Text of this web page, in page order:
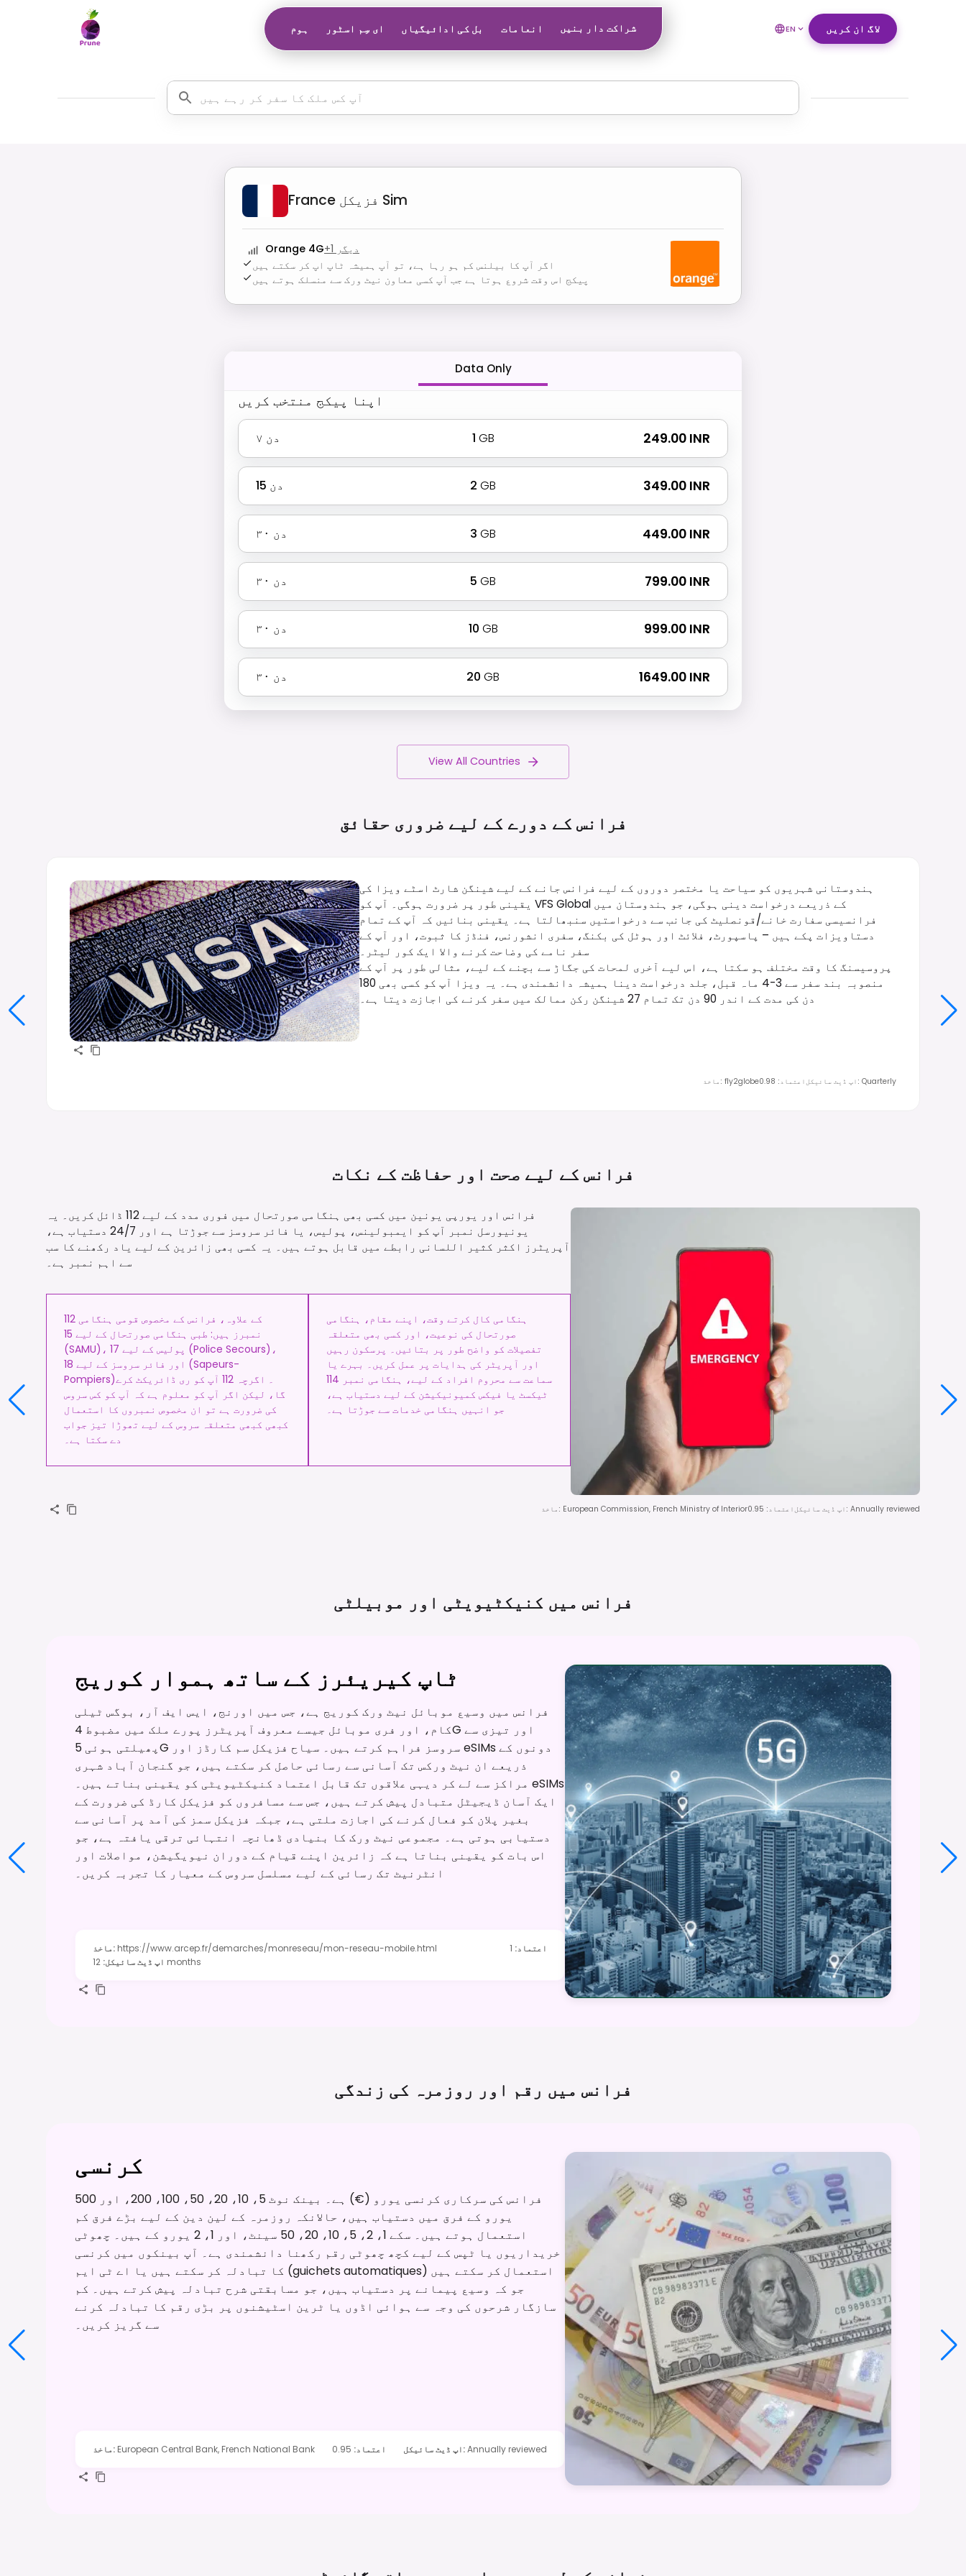
ہوم ای سِم اسٹور بل کی ادائیگیاں انعامات شراکت دار بنیں EN لاگ ان کریں
France فزیکل Sim
Orange 4G+1 دیگر
اگر آپ کا بیلنس کم ہو رہا ہے، تو آپ ہمیشہ ٹاپ اپ کر سکتے ہیں
پیکج اس وقت شروع ہوتا ہے جب آپ کسی معاون نیٹ ورک سے منسلک ہوتے ہیں
Data Only
اپنا پیکج منتخب کریں
۷ دن 1 GB ₹ 249.00 INR
15 دن 2 GB ₹ 349.00 INR
۳۰ دن 3 GB ₹ 449.00 INR
۳۰ دن 5 GB ₹ 799.00 INR
۳۰ دن 10 GB ₹ 999.00 INR
۳۰ دن 20 GB ₹ 1649.00 INR
View All Countries
فرانس کے دورے کے لیے ضروری حقائق
ہندوستانی شہریوں کو سیاحت یا مختصر دوروں کے لیے فرانس جانے کے لیے شینگن شارٹ اسٹے ویزا کی
یقینی طور پر ضرورت ہوگی۔ آپ کو VFS Global کے ذریعے درخواست دینی ہوگی، جو ہندوستان میں
فرانسیسی سفارت خانے/قونصلیٹ کی جانب سے درخواستیں سنبھالتا ہے۔ یقینی بنائیں کہ آپ کے تمام
دستاویزات پکے ہیں – پاسپورٹ، فلائٹ اور ہوٹل کی بکنگ، سفری انشورنس، فنڈز کا ثبوت، اور آپ کے
سفر نامے کی وضاحت کرنے والا ایک کور لیٹر۔
پروسیسنگ کا وقت مختلف ہو سکتا ہے، اس لیے آخری لمحات کی جگاڑ سے بچنے کے لیے، مثالی طور پر آپ کے
منصوبہ بند سفر سے 3-4 ماہ قبل، جلد درخواست دینا ہمیشہ دانشمندی ہے۔ یہ ویزا آپ کو کسی بھی 180
دن کی مدت کے اندر 90 دن تک تمام 27 شینگن رکن ممالک میں سفر کرنے کی اجازت دیتا ہے۔
ماخذ : fly2globe اعتماد:
0.98 اپ ڈیٹ سائیکل : Quarterly
فرانس کے لیے صحت اور حفاظت کے نکات
فرانس اور یورپی یونین میں کسی بھی ہنگامی صورتحال میں فوری مدد کے لیے 112 ڈائل کریں۔ یہ
یونیورسل نمبر آپ کو ایمبولینس، پولیس، یا فائر سروسز سے جوڑتا ہے اور 24/7 دستیاب ہے،
آپریٹرز اکثر کثیر اللسانی رابطے میں قابل ہوتے ہیں۔ یہ کسی بھی زائرین کے لیے یاد رکھنے کا سب
سے اہم نمبر ہے۔
112 کے علاوہ، فرانس کے مخصوص قومی ہنگامی
نمبرز ہیں: طبی ہنگامی صورتحال کے لیے 15
(SAMU)، پولیس کے لیے 17 (Police Secours)،
اور فائر سروسز کے لیے 18 (Sapeurs-
Pompiers)۔ اگرچہ 112 آپ کو ری ڈائریکٹ کرے
گا، لیکن اگر آپ کو معلوم ہے کہ آپ کو کس سروس
کی ضرورت ہے تو ان مخصوص نمبروں کا استعمال
کبھی کبھی متعلقہ سروس کے لیے تھوڑا تیز جواب
دے سکتا ہے۔
ہنگامی کال کرتے وقت، اپنے مقام، ہنگامی
صورتحال کی نوعیت، اور کسی بھی متعلقہ
تفصیلات کو واضح طور پر بتائیں۔ پرسکون رہیں
اور آپریٹر کی ہدایات پر عمل کریں۔ بہرے یا
سماعت سے محروم افراد کے لیے، ہنگامی نمبر 114
ٹیکسٹ یا فیکس کمیونیکیشن کے لیے دستیاب ہے،
جو انہیں ہنگامی خدمات سے جوڑتا ہے۔
ماخذ : European Commission, French Ministry of Interior اعتماد:
0.95 اپ ڈیٹ سائیکل : Annually reviewed
فرانس میں کنیکٹیویٹی اور موبیلٹی
ٹاپ کیریئرز کے ساتھ ہموار کوریج
فرانس میں وسیع موبائل نیٹ ورک کوریج ہے، جس میں اورنج، ایس ایف آر، بوگس ٹیلی
کام، اور فری موبائل جیسے معروف آپریٹرز پورے ملک میں مضبوط 4G اور تیزی سے
پھیلتی ہوئی 5G سروسز فراہم کرتے ہیں۔ سیاح فزیکل سم کارڈز اور eSIMs دونوں کے
ذریعے ان نیٹ ورکس تک آسانی سے رسائی حاصل کر سکتے ہیں، جو گنجان آباد شہری
مراکز سے لے کر دیہی علاقوں تک قابل اعتماد کنیکٹیویٹی کو یقینی بناتے ہیں۔ eSIMs
ایک آسان ڈیجیٹل متبادل پیش کرتے ہیں، جس سے مسافروں کو فزیکل کارڈ کی ضرورت کے
بغیر پلان کو فعال کرنے کی اجازت ملتی ہے، جبکہ فزیکل سمز کی آمد پر آسانی سے
دستیابی ہوتی ہے۔ مجموعی نیٹ ورک کا بنیادی ڈھانچہ انتہائی ترقی یافتہ ہے، جو
اس بات کو یقینی بناتا ہے کہ زائرین اپنے قیام کے دوران نیویگیشن، مواصلات اور
انٹرنیٹ تک رسائی کے لیے مسلسل سروس کے معیار کا تجربہ کریں۔
ماخذ: https://www.arcep.fr/demarches/monreseau/mon-reseau-mobile.html اعتماد:
1
اپ ڈیٹ سائیکل: 12 months
فرانس میں رقم اور روزمرہ کی زندگی
کرنسی
فرانس کی سرکاری کرنسی یورو (€) ہے۔ بینک نوٹ 5، 10، 20، 50، 100، 200، اور 500
یورو کے فرق میں دستیاب ہیں، حالانکہ روزمرہ کے لین دین کے لیے بڑے فرق کم
استعمال ہوتے ہیں۔ سکے 1، 2، 5، 10، 20، 50 سینٹ، اور 1، 2 یورو کے ہیں۔ چھوٹی
خریداریوں یا ٹپس کے لیے کچھ چھوٹی رقم رکھنا دانشمندی ہے۔ آپ بینکوں میں کرنسی
کا تبادلہ کر سکتے ہیں یا اے ٹی ایم (guichets automatiques) استعمال کر سکتے ہیں
جو کہ وسیع پیمانے پر دستیاب ہیں، جو مسابقتی شرح تبادلہ پیش کرتے ہیں۔ کم
سازگار شرحوں کی وجہ سے ہوائی اڈوں یا ٹرین اسٹیشنوں پر بڑی رقم کا تبادلہ کرنے
سے گریز کریں۔
ماخذ: European Central Bank, French National Bank اعتماد:
0.95 اپ ڈیٹ سائیکل:Annually reviewed